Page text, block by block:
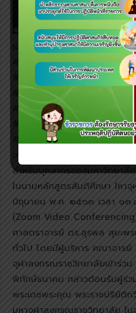
เนื้อหาโดยสรุปมีดังนี้
#มหาจุฬาวิทยาลัยสงฆ์
#ต้นแบบองค์กรสุจริตธรรม
#ประมวลจริยธรรมบุคคลากร
#จริยธรรมสายเลือดคนมหาจุฬา
#รองอธิการบดีมหาจุฬาใช้สัน
#ปฏิบัติตามกฏหมายบ้านเมือง
จารีตประเพณีเข้าร่วมรับฟังกา
สำหรับบุคลากรของมหาวิทยาลั
ในนามหลักสูตรสันติศึกษา ใหา
มิถุนายน พ.ศ. ๒๕๖๓ เวลา ๑๓.
(Zoom Video
ศาสตราจารย์ ดร.สุรพล สุยะพ
ทั่วไป โดยมีผู้บริหาร คณาจารย์
จุฬาลงกรณราชวิทยาลัยเข้าร่ว
พิทักษ์ธนาคม กล่าวต้อนรับผู้ร่ว
พระเดชพระคุณ พระราชปริยัติ
มหาจุฬาลงกรณราชวิทยาลัย ใน